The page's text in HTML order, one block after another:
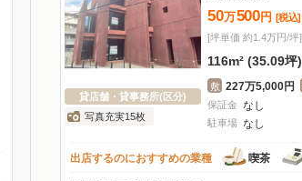
貸店舗・貸事務所(区分)
写真充実15枚
50万500 円 [税込]
[坪単価 約1.4万円/坪]
116m² (35.09坪)
敷 227万5,000円
保証金 なし
駐車場 なし
出店するのにおすすめの業種 喫茶